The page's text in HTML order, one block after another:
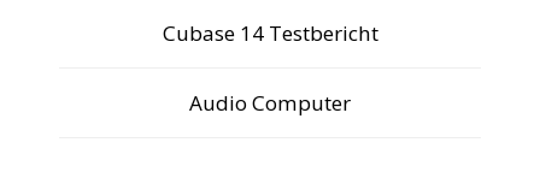
Cubase 14 Testbericht
Audio Computer